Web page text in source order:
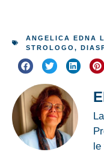
ANGELICA EDNA
STROLOGO ,
le